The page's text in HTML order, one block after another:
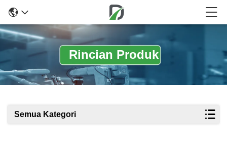
Rincian Produk
Semua Kategori